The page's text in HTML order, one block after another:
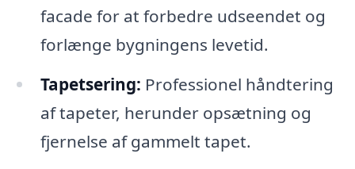
facade for at forbedre udseendet og
forlænge bygningens levetid.
Tapetsering: Professionel håndtering
af tapeter, herunder opsætning og
fjernelse af gammelt tapet.